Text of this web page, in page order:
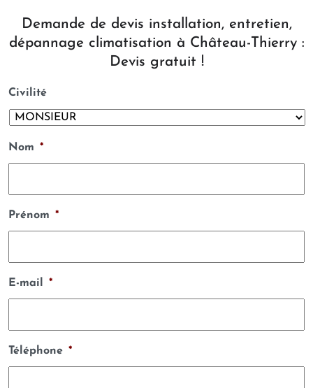
Demande de devis installation, entretien,
dépannage climatisation à Château-Thierry :
Devis gratuit !
Civilité
Nom *
Prénom *
E-mail *
Téléphone *